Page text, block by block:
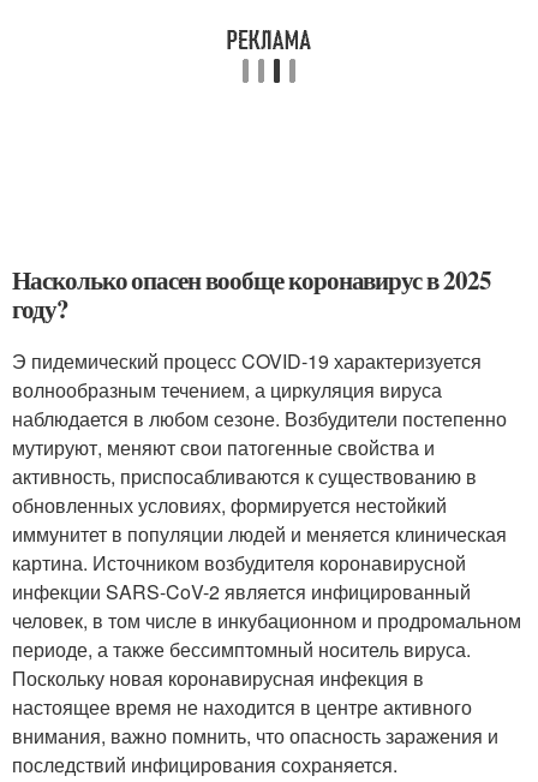
Насколько опасен вообще коронавирус в 2025
году?
Э пидемический процесс COVID-19 характеризуется
волнообразным течением, а циркуляция вируса
наблюдается в любом сезоне. Возбудители постепенно
мутируют, меняют свои патогенные свойства и
активность, приспосабливаются к существованию в
обновленных условиях, формируется нестойкий
иммунитет в популяции людей и меняется клиническая
картина. Источником возбудителя коронавирусной
инфекции SARS-CoV-2 является инфицированный
человек, в том числе в инкубационном и продромальном
периоде, а также бессимптомный носитель вируса.
Поскольку новая коронавирусная инфекция в
настоящее время не находится в центре активного
внимания, важно помнить, что опасность заражения и
последствий инфицирования сохраняется.